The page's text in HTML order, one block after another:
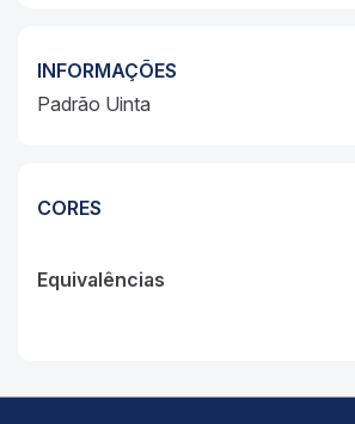
INFORMAÇÕES
Padrão Uinta
CORES
Equivalências